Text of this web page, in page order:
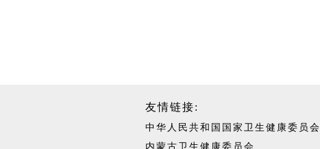
友情链接:
中华人民共和国国家卫生健康委员会
内蒙古卫生健康委员会